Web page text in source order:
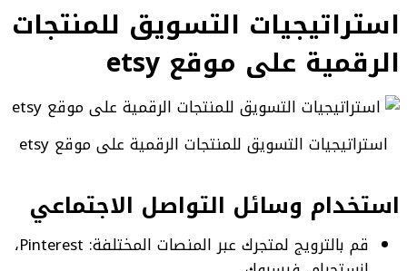
استراتيجيات التسويق للمنتجات
الرقمية على موقع etsy
استراتيجيات التسويق للمنتجات الرقمية على موقع etsy
استخدام وسائل التواصل الاجتماعي
قم بالترويج لمتجرك عبر المنصات المختلفة: Pinterest،